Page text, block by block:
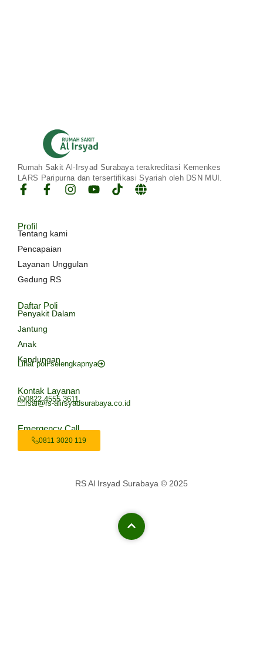
Rumah Sakit Al-Irsyad Surabaya terakreditasi Kemenkes
LARS Paripurna dan tersertifikasi Syariah oleh DSN MUI.
Profil
Tentang kami
Pencapaian
Layanan Unggulan
Gedung RS
Daftar Poli
Penyakit Dalam
Jantung
Anak
Kandungan
Lihat poli selengkapnya
Kontak Layanan
0822 4555 3611
rsai@rs-alirsyadsurabaya.co.id
Emergency Call
0811 3020 119
RS Al Irsyad Surabaya © 2025